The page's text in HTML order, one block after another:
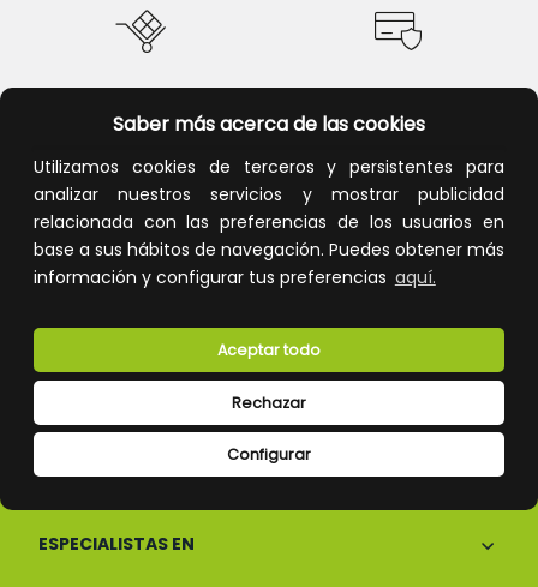
Saber más acerca de las cookies
Utilizamos cookies de terceros y persistentes para
analizar nuestros servicios y mostrar publicidad
relacionada con las preferencias de los usuarios en
base a sus hábitos de navegación. Puedes obtener más
información y configurar tus preferencias aquí.
Configurar
Rechazar
Aceptar todo
Atención al cliente
CONÓCENOS
ESPECIALISTAS EN